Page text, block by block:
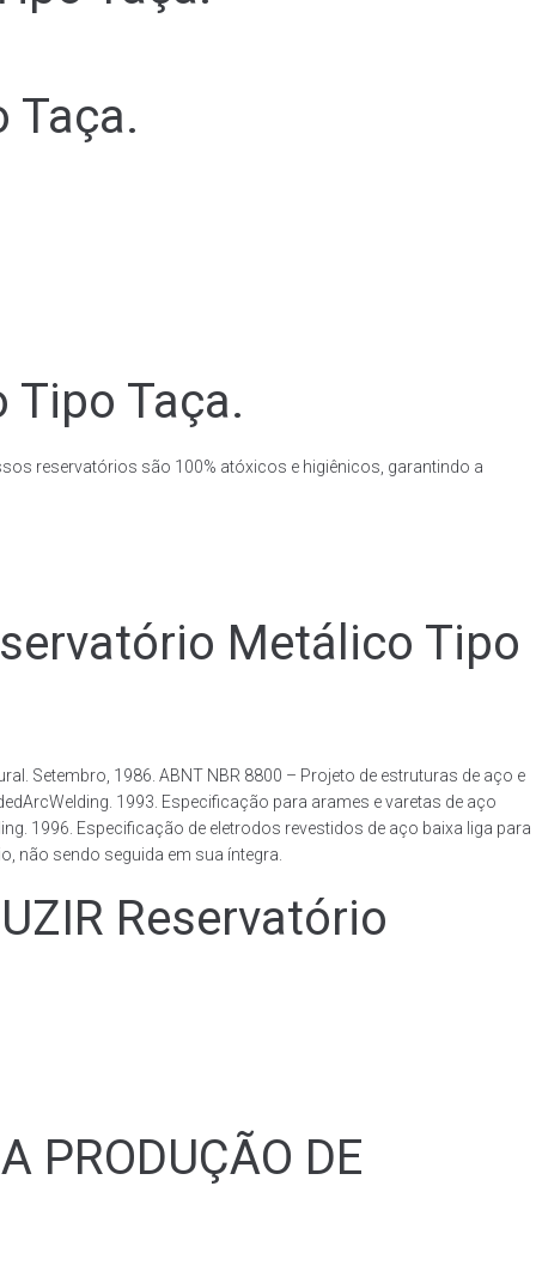
Taça.
Tipo Taça.
reservatórios são 100% atóxicos e higiênicos, garantindo a
Metálico Tipo
Setembro, 1986. ABNT NBR 8800 – Projeto de estruturas de aço e
1993. Especificação para arames e varetas de aço
1996. Especificação de eletrodos revestidos de aço baixa liga para
não sendo seguida em sua íntegra.
Reservatório
PRODUÇÃO DE